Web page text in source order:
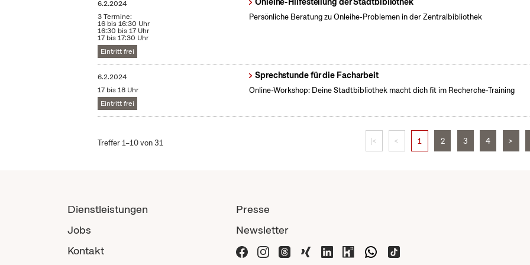
6.2.2024
3 Termine:
16 bis 16:30 Uhr
16:30 bis 17 Uhr
17 bis 17:30 Uhr
Eintritt frei
Persönliche Beratung zu Onleihe-Problemen in der Zentralbibliothek
6.2.2024
17 bis 18 Uhr
Eintritt frei
Sprechstunde für die Facharbeit
Online-Workshop: Deine Stadtbibliothek macht dich fit im Recherche-Training
Treffer 1–10 von 31 |< < 1 2 3 4 >
Dienstleistungen
Jobs
Kontakt
Presse
Newsletter